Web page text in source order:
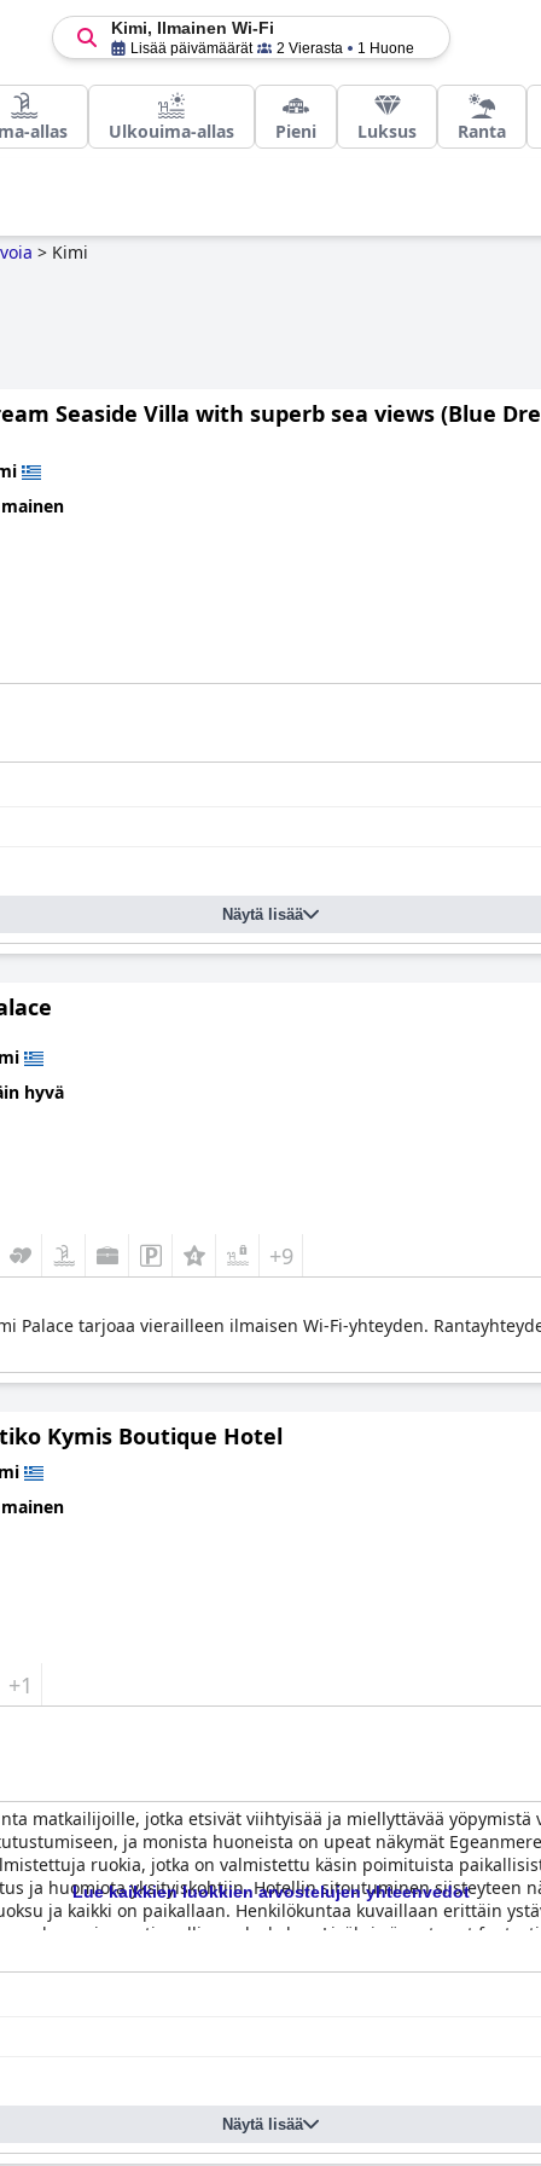
Kimi, Ilmainen Wi-Fi
Lisää päivämäärät 2 Vierasta 1 Huone
allas Ulkouima-allas Pieni Luksus Ranta
> Kimi
Seaside Villa with superb sea views (Blue
Näytä lisää
hyvä
+9
Palace tarjoaa vierailleen ilmaisen Wi-Fi-yhteyden.
Kymis Boutique Hotel
+1
matkailijoille, jotka etsivät viihtyisää ja miellyttävää yöpymistä
ja monista huoneista on upeat näkymät
ruokia, jotka on valmistettu käsin poimituista
ja huomiota yksityiskohtiin. Hotellin sitoutuminen siisteyteen
ja kaikki on paikallaan. Henkilökuntaa kuvaillaan erittäin
mukavan ja nautinnollisen oleskelun. Lisäksi sängyt ovat
lomaa etsiville matkailijoille.
Lue kaikkien luokkien arvostelujen yhteenvedot
Näytä lisää